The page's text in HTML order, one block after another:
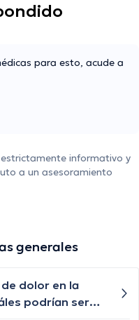
para esto, acude a
informativo y
a un asesoramiento
generales
dolor en la
podrían ser